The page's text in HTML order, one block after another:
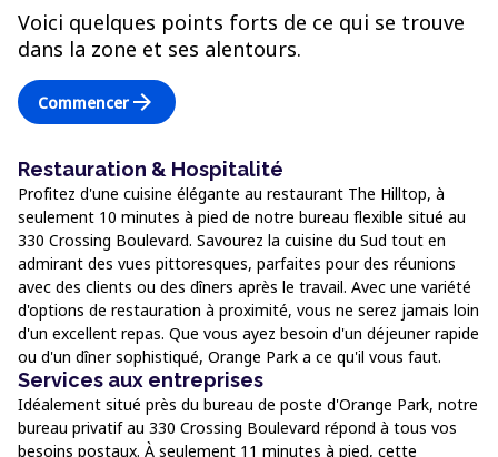
Voici quelques points forts de ce qui se trouve
dans la zone et ses alentours.
Commencerarrow_forward
Restauration & Hospitalité
Profitez d'une cuisine élégante au restaurant The Hilltop, à
seulement 10 minutes à pied de notre bureau flexible situé au
330 Crossing Boulevard. Savourez la cuisine du Sud tout en
admirant des vues pittoresques, parfaites pour des réunions
avec des clients ou des dîners après le travail. Avec une variété
d'options de restauration à proximité, vous ne serez jamais loin
d'un excellent repas. Que vous ayez besoin d'un déjeuner rapide
ou d'un dîner sophistiqué, Orange Park a ce qu'il vous faut.
Services aux entreprises
Idéalement situé près du bureau de poste d'Orange Park, notre
bureau privatif au 330 Crossing Boulevard répond à tous vos
besoins postaux. À seulement 11 minutes à pied, cette